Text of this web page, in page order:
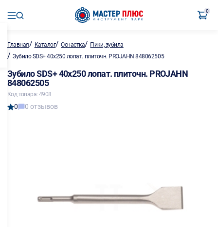
0
Главная/ Каталог/Оснастка/ Пики, зубила
/ Зубило SDS+ 40х250 лопат. плиточн. PROJAHN 848062505
Зубило SDS+ 40х250 лопат. плиточн. PROJAHN
848062505
Код товара: 4908
0 0 отзывов